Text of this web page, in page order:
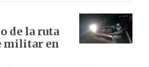
de la ruta
militar en